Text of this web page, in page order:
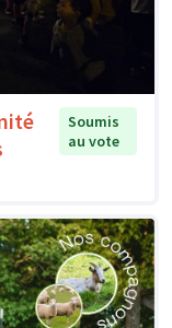
Soumis
au vote